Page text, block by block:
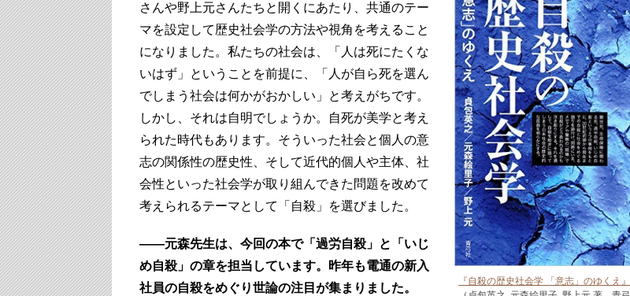
『自殺の歴史社会学 「意志」のゆくえ』
さんや野上元さんたちと開くにあたり、共通のテー
マを設定して歴史社会学の方法や視角を考えること
になりました。私たちの社会は、「人は死にたくな
いはず」ということを前提に、「人が自ら死を選ん
でしまう社会は何かがおかしい」と考えがちです。
しかし、それは自明でしょうか。自死が美学と考え
られた時代もあります。そういった社会と個人の意
志の関係性の歴史性、そして近代的個人や主体、社
会性といった社会学が取り組んできた問題を改めて
考えられるテーマとして「自殺」を選びました。
――元森先生は、今回の本で「過労自殺」と「いじ
め自殺」の章を担当しています。昨年も電通の新入
社員の自殺をめぐり世論の注目が集まりました。